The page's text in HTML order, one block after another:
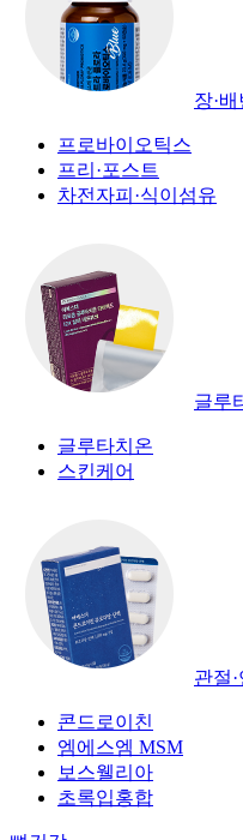
장·
프로바이오틱스
프리·포스트
차전자피·식이섬유
글루
글루타치온
스킨케어
관절
콘드로이친
엠에스엠 MSM
보스웰리아
초록입홍합